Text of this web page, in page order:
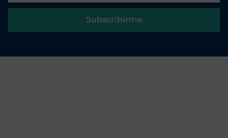
Subscribirme